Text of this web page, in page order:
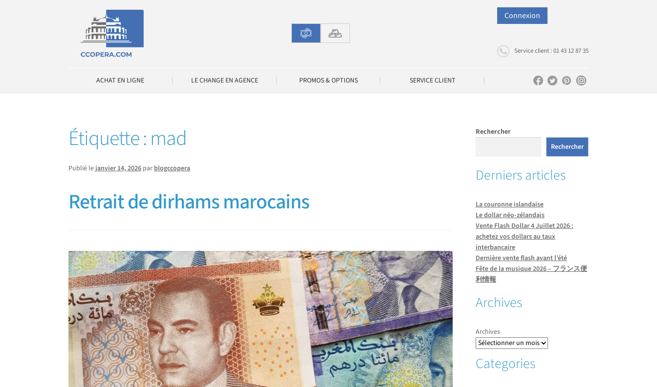
navigation
contenu
Connexion
Service client : 01 43 12 87 35
ACHAT EN LIGNE LE CHANGE EN AGENCE PROMOS & OPTIONS SERVICE CLIENT
Étiquette :mad
Publié le janvier 14, 2026 par blogccopera
Retrait de dirhams marocains
Rechercher
Rechercher
Derniers articles
La couronne islandaise
Le dollar néo-zélandais
Vente Flash Dollar 4 Juillet 2026 :
achetez vos dollars au taux
interbancaire
Dernière vente flash avant l’été
Fête de la musique 2026 – フランス便
利情報
Archives
Archives
Categories